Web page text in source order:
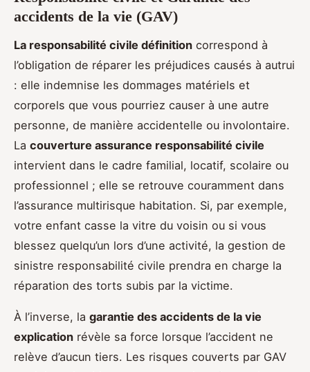
accidents de la vie (GAV)
La responsabilité civile définition correspond à
l’obligation de réparer les préjudices causés à autrui
: elle indemnise les dommages matériels et
corporels que vous pourriez causer à une autre
personne, de manière accidentelle ou involontaire.
La couverture assurance responsabilité civile
intervient dans le cadre familial, locatif, scolaire ou
professionnel ; elle se retrouve couramment dans
l’assurance multirisque habitation. Si, par exemple,
votre enfant casse la vitre du voisin ou si vous
blessez quelqu’un lors d’une activité, la gestion de
sinistre responsabilité civile prendra en charge la
réparation des torts subis par la victime.
À l’inverse, la garantie des accidents de la vie
explication révèle sa force lorsque l’accident ne
relève d’aucun tiers. Les risques couverts par GAV